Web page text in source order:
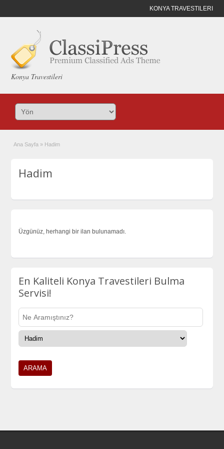
KONYA TRAVESTILERI
Konya Travestileri
Ana Sayfa » Hadim
Hadim
Üzgünüz, herhangi bir ilan bulunamadı.
En Kaliteli Konya Travestileri Bulma
Servisi!